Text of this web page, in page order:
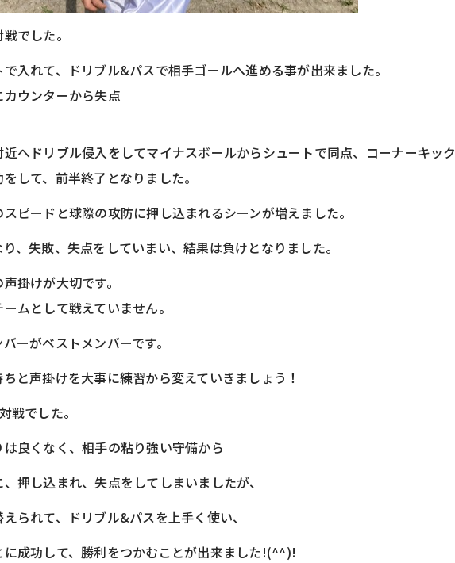
でした。
入れて、ドリブル&パスで相手ゴールへ進める事が出来ました。
ウンターから失点
へドリブル侵入をしてマイナスボールからシュートで同点、コーナーキック
して、前半終了となりました。
ピードと球際の攻防に押し込まれるシーンが増えました。
、失敗、失点をしていまい、結果は負けとなりました。
掛けが大切です。
ムとして戦えていません。
ーがベストメンバーです。
と声掛けを大事に練習から変えていきましょう！
戦でした。
良くなく、相手の粘り強い守備から
押し込まれ、失点をしてしまいましたが、
られて、ドリブル&パスを上手く使い、
成功して、勝利をつかむことが出来ました!(^^)!